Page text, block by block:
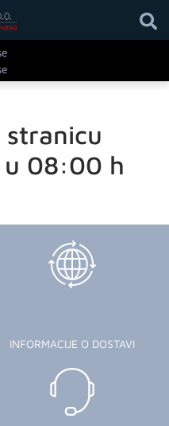
u 08:00 h
INFORMACIJE O DOSTAVI